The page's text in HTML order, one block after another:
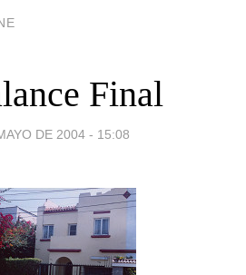
Final
DE 2004 - 15:08